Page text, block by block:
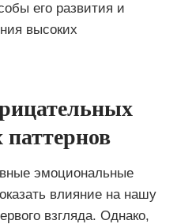
его развития и
высоких
эмоциональные
влияние на нашу
взгляда. Однако,